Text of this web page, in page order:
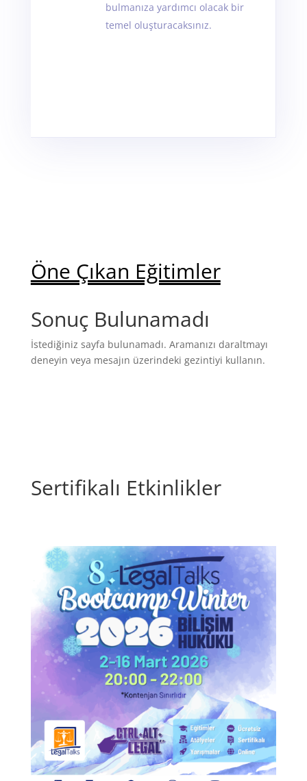
bulmanıza yardımcı olacak bir
temel oluşturacaksınız.
Öne Çıkan Eğitimler
Sonuç Bulunamadı
İstediğiniz sayfa bulunamadı. Aramanızı daraltmayı
deneyin veya mesajın üzerindeki gezintiyi kullanın.
Sertifikalı Etkinlikler